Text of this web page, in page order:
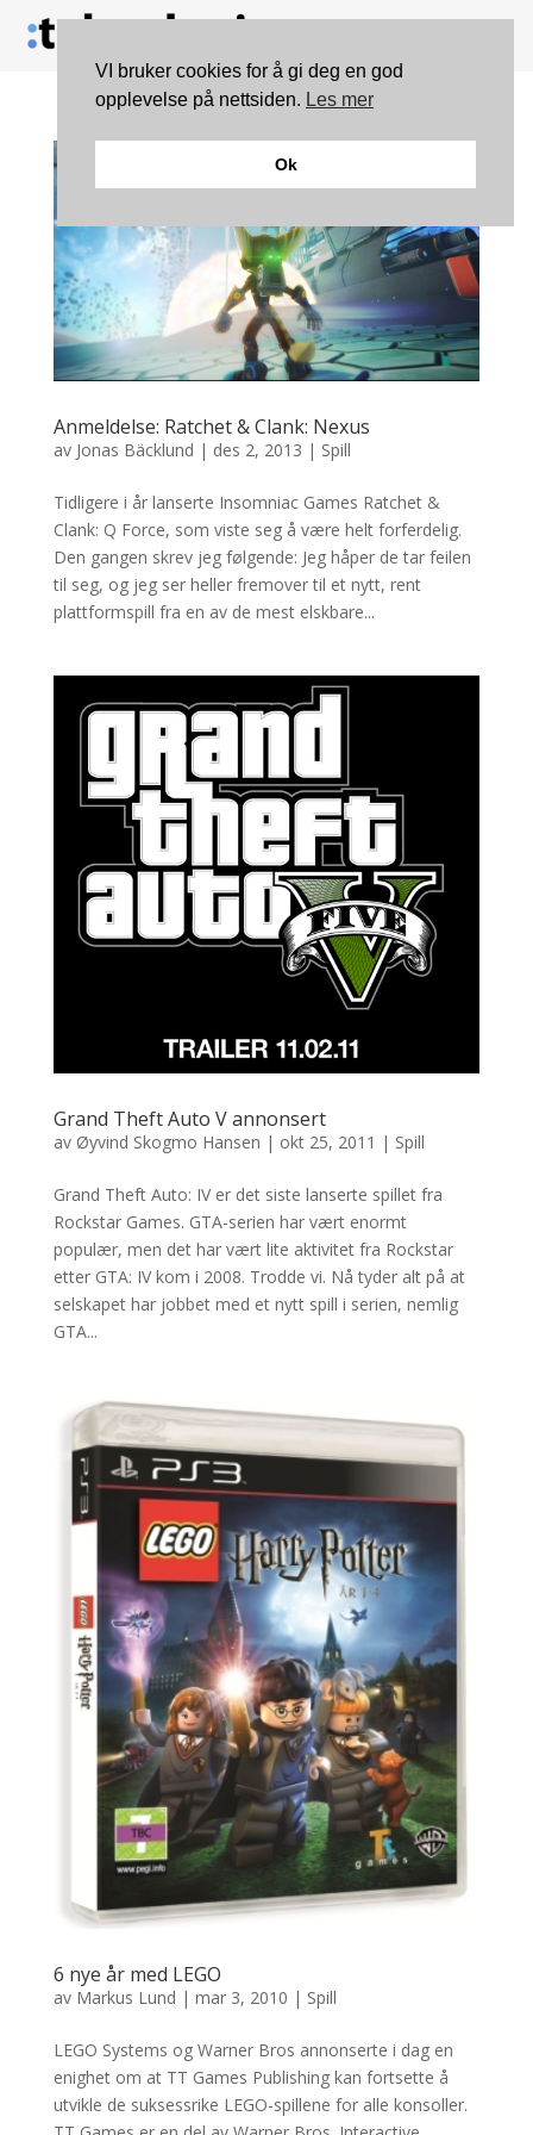
Anmeldelse: Ratchet & Clank: Nexus
av Jonas Bäcklund | des 2, 2013 | Spill
Tidligere i år lanserte Insomniac Games Ratchet &
Clank: Q Force, som viste seg å være helt forferdelig.
Den gangen skrev jeg følgende: Jeg håper de tar feilen
til seg, og jeg ser heller fremover til et nytt, rent
plattformspill fra en av de mest elskbare...
Grand Theft Auto V annonsert
av Øyvind Skogmo Hansen | okt 25, 2011 | Spill
Grand Theft Auto: IV er det siste lanserte spillet fra
Rockstar Games. GTA-serien har vært enormt
populær, men det har vært lite aktivitet fra Rockstar
etter GTA: IV kom i 2008. Trodde vi. Nå tyder alt på at
selskapet har jobbet med et nytt spill i serien, nemlig
GTA...
6 nye år med LEGO
av Markus Lund | mar 3, 2010 | Spill
LEGO Systems og Warner Bros annonserte i dag en
enighet om at TT Games Publishing kan fortsette å
utvikle de suksessrike LEGO-spillene for alle konsoller.
VI bruker cookies for å gi deg en god
opplevelse på nettsiden. Les mer
Ok